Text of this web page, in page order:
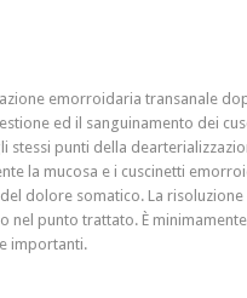
emorroidaria transanale
ed il sanguinamento dei
punti della
la mucosa e i cuscinetti
dolore somatico. La
punto trattato. È
importanti.